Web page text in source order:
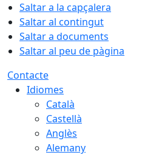
Saltar a la capçalera
Saltar al contingut
Saltar a documents
Saltar al peu de pàgina
Contacte
Idiomes
Català
Castellà
Anglès
Alemany